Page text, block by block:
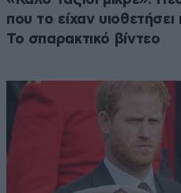
που το είχαν
Το σπαρακτικό βίντεο